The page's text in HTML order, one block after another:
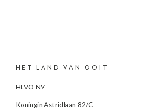
HET LAND VAN OOIT
HLVO NV
Koningin Astridlaan 82/C